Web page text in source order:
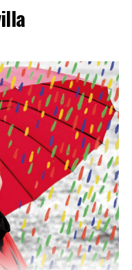
doble tapa, que
a remarla.